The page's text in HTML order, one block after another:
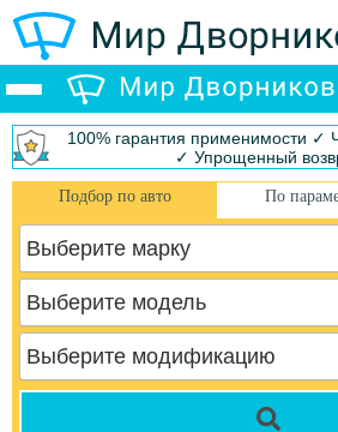
100% гарантия применимости ✓
✓ Упрощенный
Подбор по авто По
Выберите марку
Выберите модель
Выберите модификацию